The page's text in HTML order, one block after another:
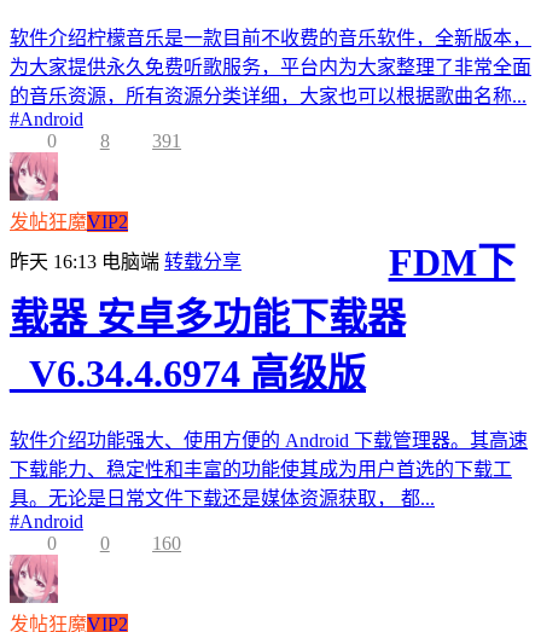
软件介绍柠檬音乐是一款目前不收费的音乐软件，全新版本，
为大家提供永久免费听歌服务，平台内为大家整理了非常全面
的音乐资源，所有资源分类详细，大家也可以根据歌曲名称...
#Android
0
8 391
发帖狂魔VIP2
昨天 16:13 电脑端 转载分享
FDM下
载器 安卓多功能下载器
_V6.34.4.6974 高级版
软件介绍功能强大、使用方便的 Android 下载管理器。其高速
下载能力、稳定性和丰富的功能使其成为用户首选的下载工
具。无论是日常文件下载还是媒体资源获取， 都...
#Android
0
0 160
发帖狂魔VIP2